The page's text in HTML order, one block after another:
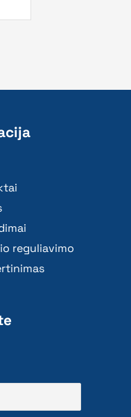
reguliavimo